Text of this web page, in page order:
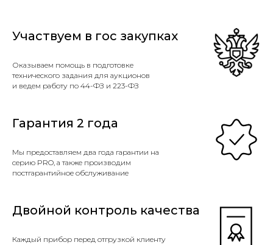
Участвуем в гос закупках
Оказываем помощь в подготовке
технического задания для аукционов
и ведем работу по 44-ФЗ и 223-ФЗ
Гарантия 2 года
Мы предоставляем два года гарантии на
серию PRO, а также производим
постгарантийное обслуживание
Двойной контроль качества
Каждый прибор перед отгрузкой клиенту